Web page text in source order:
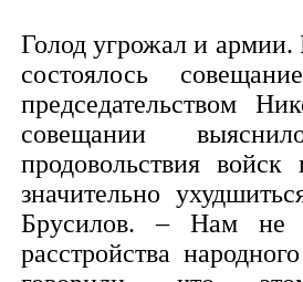
Голод угрожал и армии.
состоялось
председательством
совещании
продовольствия
значительно
Брусилов. – Нам не
расстройства